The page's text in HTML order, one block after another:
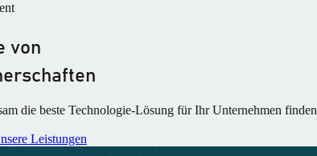
von
die beste Technologie-Lösung für Ihr Unternehmen
Leistungen